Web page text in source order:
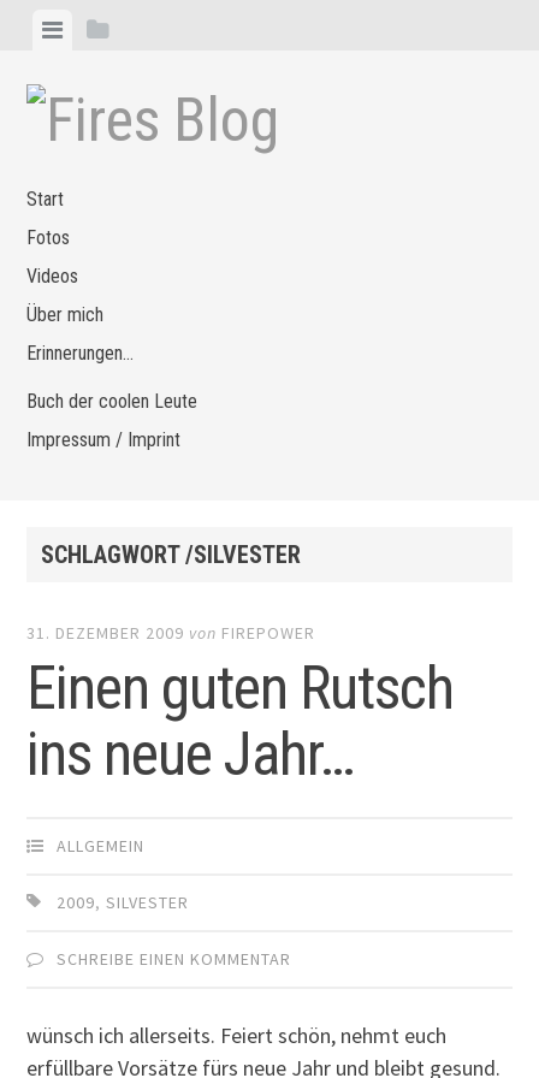
Zum
springen
MenüSeitenleiste
Start
Fotos
Videos
Über mich
Erinnerungen…
Buch der coolen Leute
Impressum / Imprint
SCHLAGWORT /SILVESTER
31. DEZEMBER 2009 von FIREPOWER
Einen guten Rutsch
ins neue Jahr…
ALLGEMEIN
2009,SILVESTER
SCHREIBE EINEN KOMMENTAR
wünsch ich allerseits. Feiert schön, nehmt euch
erfüllbare Vorsätze fürs neue Jahr und bleibt gesund.